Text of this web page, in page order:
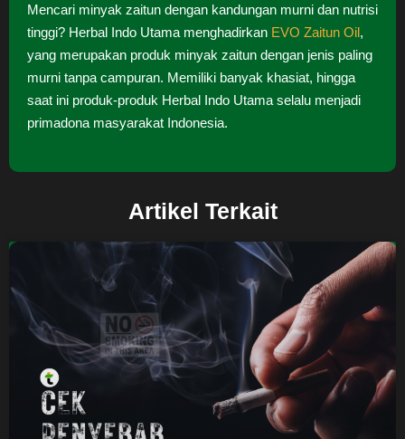
Mencari minyak zaitun dengan kandungan murni dan nutrisi
tinggi? Herbal Indo Utama menghadirkan EVO Zaitun Oil,
yang merupakan produk minyak zaitun dengan jenis paling
murni tanpa campuran. Memiliki banyak khasiat, hingga
saat ini produk-produk Herbal Indo Utama selalu menjadi
primadona masyarakat Indonesia.
Artikel Terkait